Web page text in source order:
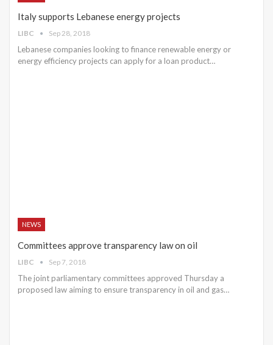
Italy supports Lebanese energy projects
LIBC Sep 28, 2018
Lebanese companies looking to finance renewable energy or
energy efficiency projects can apply for a loan product…
NEWS
Committees approve transparency law on oil
LIBC Sep 7, 2018
The joint parliamentary committees approved Thursday a
proposed law aiming to ensure transparency in oil and gas…